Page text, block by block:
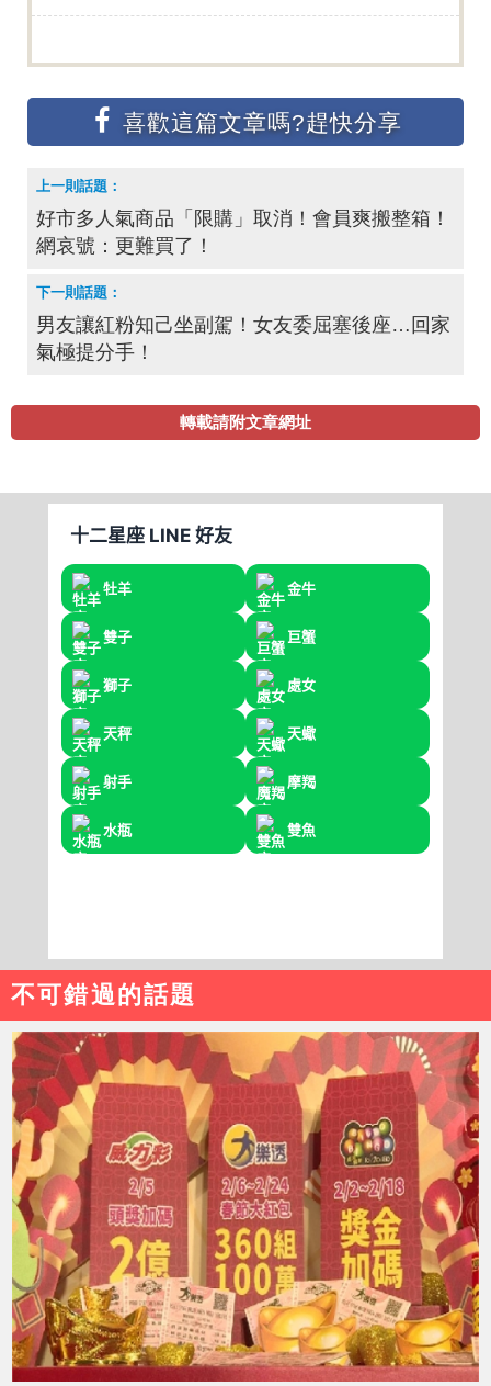
好市多人氣商品「限購」取消！會員爽搬整箱！
網哀號：更難買了！
男友讓紅粉知己坐副駕！女友委屈塞後座…回家
氣極提分手！
轉載請附文章網址
不可錯過的話題